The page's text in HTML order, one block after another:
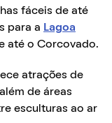
fáceis de até
para a Lagoa
até o Corcovado.
atrações de
de áreas
esculturas ao ar